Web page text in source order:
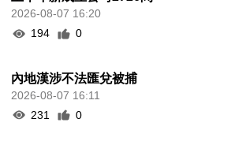
2026-08-07 16:20
194
0
內地漢涉不法匯兌被捕
2026-08-07 16:11
231
0